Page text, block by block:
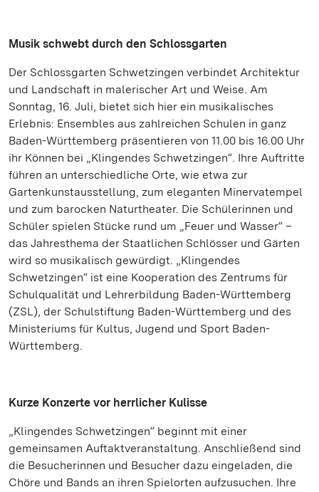
Musik schwebt durch den Schlossgarten
Der Schlossgarten Schwetzingen verbindet Architektur
und Landschaft in malerischer Art und Weise. Am
Sonntag, 16. Juli, bietet sich hier ein musikalisches
Erlebnis: Ensembles aus zahlreichen Schulen in ganz
Baden-Württemberg präsentieren von 11.00 bis 16.00 Uhr
ihr Können bei „Klingendes Schwetzingen“. Ihre Auftritte
führen an unterschiedliche Orte, wie etwa zur
Gartenkunstausstellung, zum eleganten Minervatempel
und zum barocken Naturtheater. Die Schülerinnen und
Schüler spielen Stücke rund um „Feuer und Wasser“ –
das Jahresthema der Staatlichen Schlösser und Gärten
wird so musikalisch gewürdigt. „Klingendes
Schwetzingen“ ist eine Kooperation des Zentrums für
Schulqualität und Lehrerbildung Baden-Württemberg
(ZSL), der Schulstiftung Baden-Württemberg und des
Ministeriums für Kultus, Jugend und Sport Baden-
Württemberg.
Kurze Konzerte vor herrlicher Kulisse
„Klingendes Schwetzingen“ beginnt mit einer
gemeinsamen Auftaktveranstaltung. Anschließend sind
die Besucherinnen und Besucher dazu eingeladen, die
Chöre und Bands an ihren Spielorten aufzusuchen. Ihre